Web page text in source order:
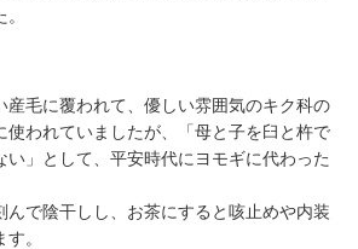
産毛に覆われて、優しい雰囲気のキク科の
使われていましたが、「母と子を臼と杵で
い」として、平安時代にヨモギに代わった
んで陰干しし、お茶にすると咳止めや内装
。